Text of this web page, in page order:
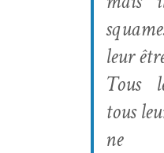
leur
Tous
tous
ne